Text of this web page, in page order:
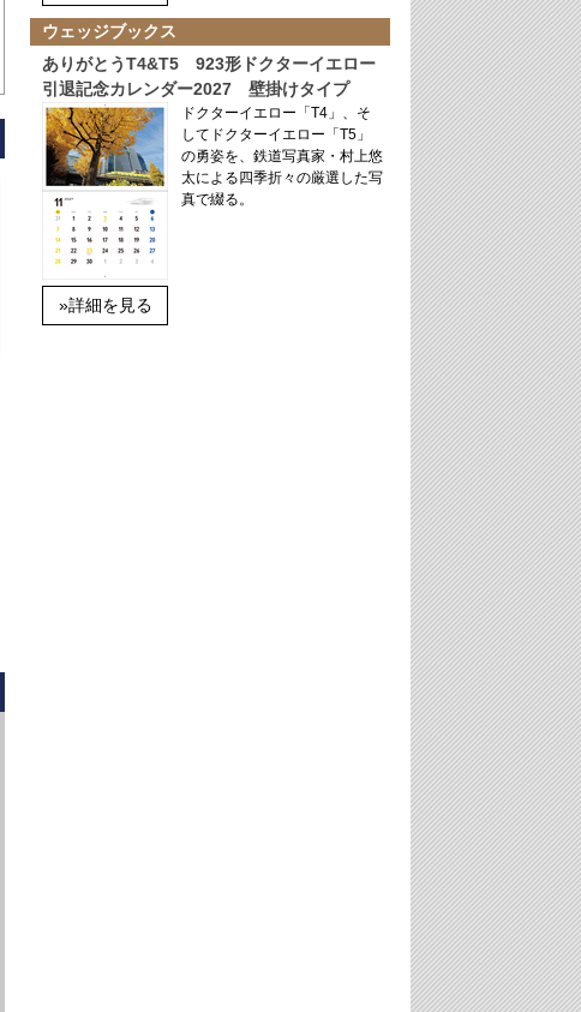
ウェッジブックス
ありがとうT4&T5 923形ドクターイエロー
引退記念カレンダー2027 壁掛けタイプ
»詳細を見る
ドクターイエロー「T4」、そ
してドクターイエロー「T5」
の勇姿を、鉄道写真家・村上悠
太による四季折々の厳選した写
真で綴る。